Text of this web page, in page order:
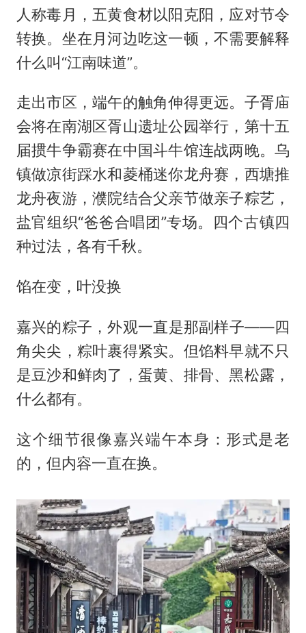
人称毒月，五黄食材以阳克阳，应对节令
转换。坐在月河边吃这一顿，不需要解释
什么叫“江南味道”。
走出市区，端午的触角伸得更远。子胥庙
会将在南湖区胥山遗址公园举行，第十五
届掼牛争霸赛在中国斗牛馆连战两晚。乌
镇做凉街踩水和菱桶迷你龙舟赛，西塘推
龙舟夜游，濮院结合父亲节做亲子粽艺，
盐官组织“爸爸合唱团”专场。四个古镇四
种过法，各有千秋。
馅在变，叶没换
嘉兴的粽子，外观一直是那副样子——四
角尖尖，粽叶裹得紧实。但馅料早就不只
是豆沙和鲜肉了，蛋黄、排骨、黑松露，
什么都有。
这个细节很像嘉兴端午本身：形式是老
的，但内容一直在换。